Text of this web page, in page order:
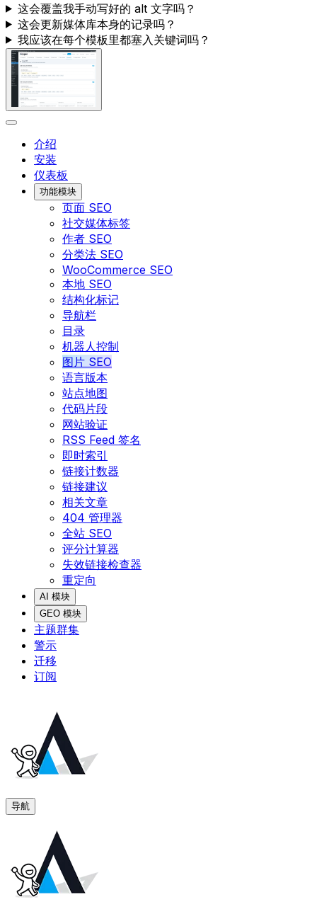
这会覆盖我手动写好的 alt 文字吗？
这会更新媒体库本身的记录吗？
我应该在每个模板里都塞入关键词吗？
介绍
安装
仪表板
功能模块
页面 SEO
社交媒体标签
作者 SEO
分类法 SEO
WooCommerce SEO
本地 SEO
结构化标记
导航栏
目录
机器人控制
图片 SEO
语言版本
站点地图
代码片段
网站验证
RSS Feed 签名
即时索引
链接计数器
链接建议
相关文章
404 管理器
全站 SEO
评分计算器
失效链接检查器
重定向
AI 模块
GEO 模块
主题群集
警示
迁移
订阅
导航